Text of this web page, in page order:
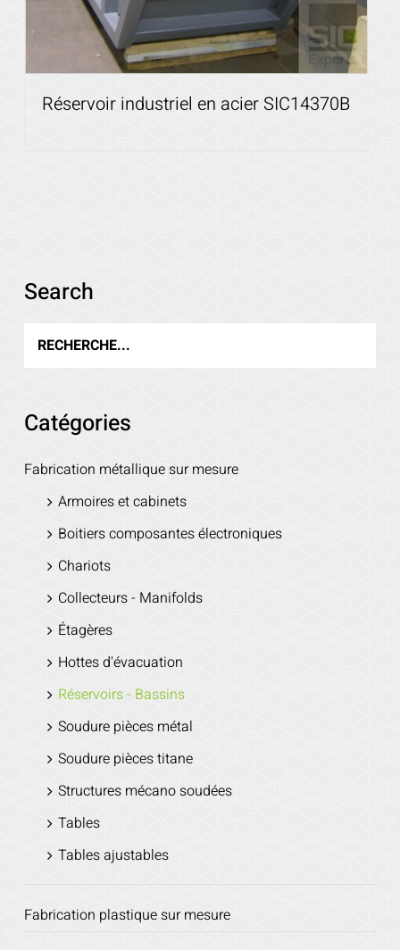
Réservoir industriel en acier SIC14370B
Search
Catégories
Fabrication métallique sur mesure
Armoires et cabinets
Boitiers composantes électroniques
Chariots
Collecteurs - Manifolds
Étagères
Hottes d'évacuation
Réservoirs - Bassins
Soudure pièces métal
Soudure pièces titane
Structures mécano soudées
Tables
Tables ajustables
Fabrication plastique sur mesure